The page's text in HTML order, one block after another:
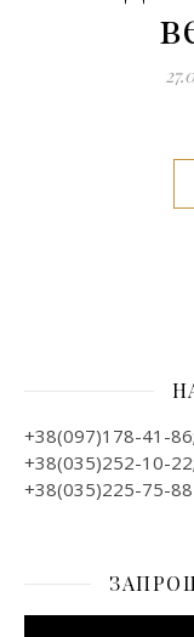
+38(097)178-41-86;
+38(035)252-10-22;
+38(035)225-75-88
Відеопрогравач